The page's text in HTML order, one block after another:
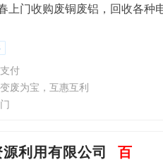
上门收购废铜废铝，回收各种
付
废为宝，互惠互利
利用有限公司 百